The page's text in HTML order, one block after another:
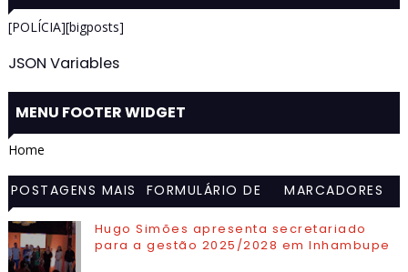
[POLÍCIA][bigposts]
JSON Variables
MENU FOOTER WIDGET
Home
POSTAGENS MAIS
VISITADAS
FORMULÁRIO DE
MARCADORES
Hugo Simões apresenta secretariado
para a gestão 2025/2028 em Inhambupe